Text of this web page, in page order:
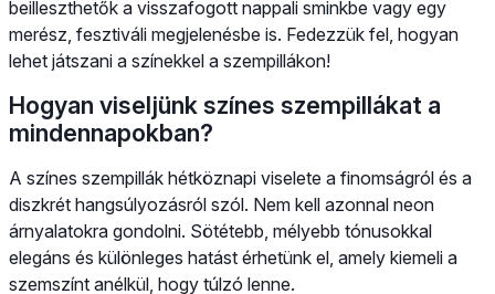
beilleszthetők a visszafogott nappali sminkbe vagy egy
merész, fesztiváli megjelenésbe is. Fedezzük fel, hogyan
lehet játszani a színekkel a szempillákon!
Hogyan viseljünk színes szempillákat a
mindennapokban?
A színes szempillák hétköznapi viselete a finomságról és a
diszkrét hangsúlyozásról szól. Nem kell azonnal neon
árnyalatokra gondolni. Sötétebb, mélyebb tónusokkal
elegáns és különleges hatást érhetünk el, amely kiemeli a
szemszínt anélkül, hogy túlzó lenne.